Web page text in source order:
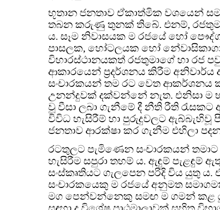
භූතාන ජනතාව ඒකාත්මික වශයෙන්
තබන කරුණු තුනක් තිබේ. එනම්,
ය. සෑම නිවාසයක ම රජයේ හෝ
පාසලක, හෝටලයක හෝ
විහාරස්ථානයකත් රජතුමාගේ හා රජ
ආකාරයෙන් ප්‍රදර්ශනය කිරීම අනිවාර්ය
සංචාරකයන් තම රට වෙත ආකර්ශනය
උනන්දුවක් දක්වන්නේ නැත. එනිසා ම
වූ වීසා ලබා ගැනීමේ දී නීති රීති
විවිධ හැසිරීම් හා පුරුදුවලට ඇබ්බැහිවූ
ජනතාව ආරක්ෂා කර ගැනීම එහිලා
රටතුලට පැමිණෙන සංචාරකයන් තමාට
හැසිරීම සපුරා තහම් ය. ඇඳුම් පැළඳුම්
සංස්කෘතියට ගැලපෙන පරිදි විය යුතු ය.
සංචාරකයෙකු ම රජයේ අනුමත
මග පෙන්වන්නෙකු සමඟ ම ගමන් කළ